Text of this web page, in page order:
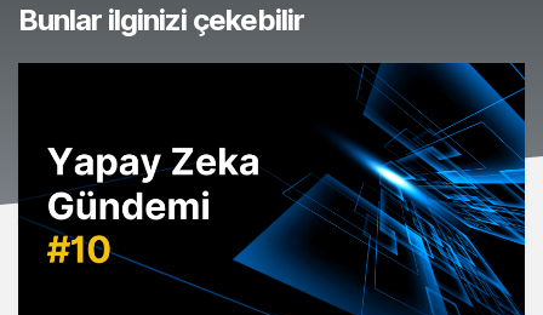
Bunlar ilginizi çekebilir